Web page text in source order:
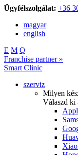
Ügyfélszolgálat: +36
magyar
english
E M Q
Franchise partner »
Smart Clinic
szerviz
Milyen
Válaszd ki